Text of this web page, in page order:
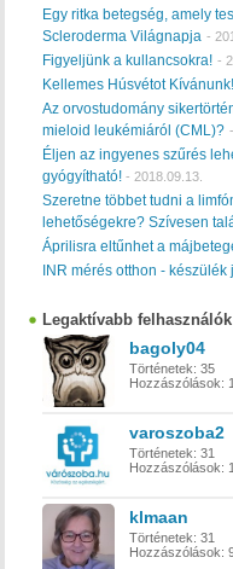
Egy ritka betegség, amely
Scleroderma Világnapja -
Figyeljünk a kullancsokra! -
Kellemes Húsvétot Kívánunk!
Az orvostudomány
mieloid leukémiáról (CML)? -
Éljen az ingyenes szűrés
gyógyítható!- 2018.09.13.
Szeretne többet tudni a
lehetőségekre? Szívesen
Áprilisra eltűnhet a
INR mérés otthon - készülék
Legaktívabb felhasználók
bagoly04
Történetek: 35
Hozzászólások:
varoszoba2
Történetek: 31
Hozzászólások:
klmaan
Történetek: 31
Hozzászólások: